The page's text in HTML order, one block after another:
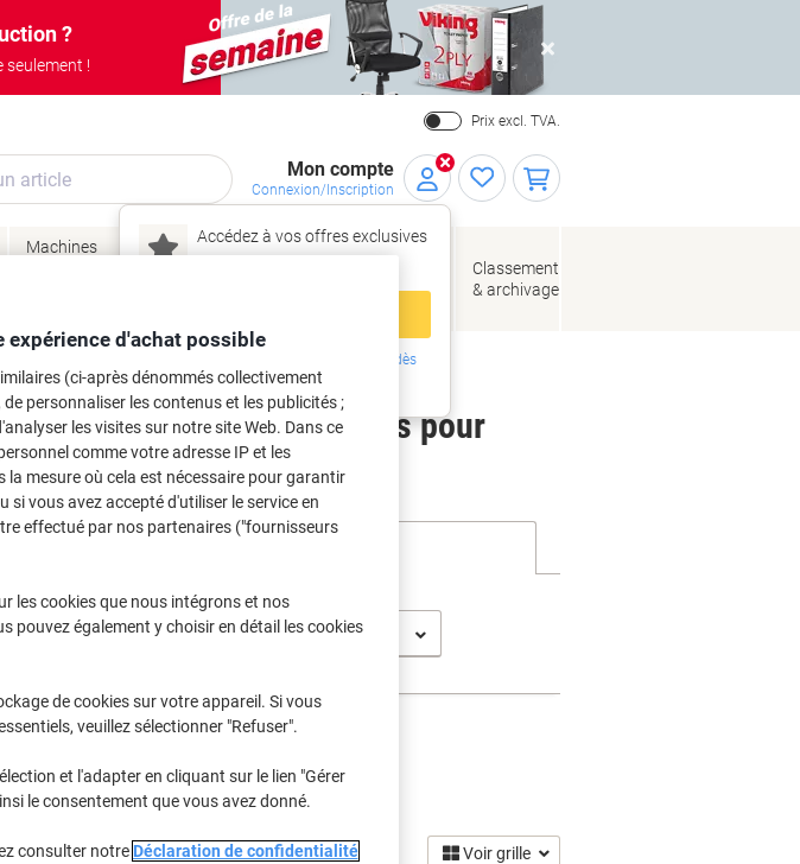
?
seulement !
Close
Prix excl. TVA.
Mon compte
Connexion/Inscription
Accédez à vos offres exclusives
– connectez‑vous
Inscrivez-vous dès
maintenant
Machines
Encres
Papier,
de bureau
Classement
& archivage
toners ou les étiquettes pour
HP Deskjet 710 C
Se connecter
Jet Encre (2)
Voir grille
d'achat possible
(ci-après dénommés collectivement
personnaliser les contenus et les publicités ;
les visites sur notre site Web. Dans ce
comme votre adresse IP et les
mesure où cela est nécessaire pour garantir
si vous avez accepté d'utiliser le service en
effectué par nos partenaires ("fournisseurs
les cookies que nous intégrons et nos
pouvez également y choisir en détail les cookies
de cookies sur votre appareil. Si vous
veuillez sélectionner "Refuser".
et l'adapter en cliquant sur le lien "Gérer
le consentement que vous avez donné.
consulter notre Déclaration de confidentialité